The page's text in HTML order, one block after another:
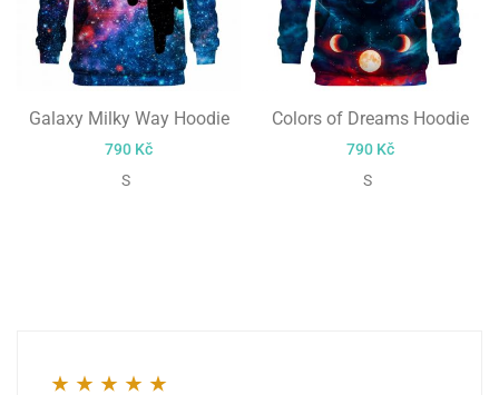
Galaxy Milky Way Hoodie
790 Kč
S
Colors of Dreams Hoodie
790 Kč
S